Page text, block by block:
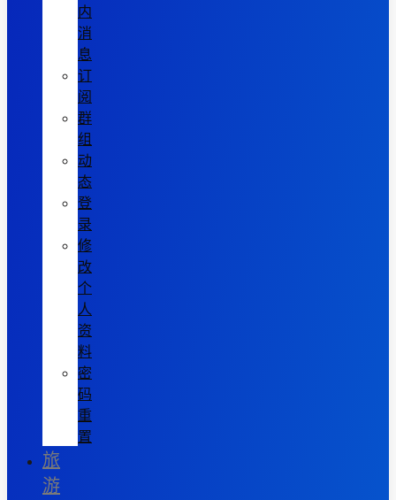
内
消
息
订
阅
群
组
动
态
登
录
修
改
个
人
资
料
密
码
重
置
旅
游